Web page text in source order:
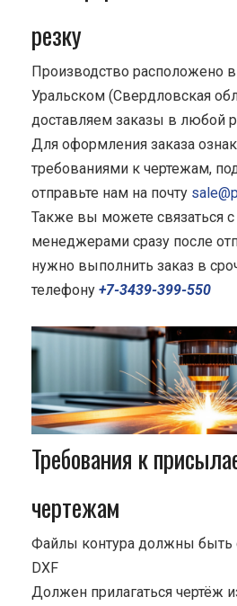
резку
Производство расположено
Уральском (Свердловская
доставляем заказы в любой
Для оформления заказа
требованиями к чертежам,
отправьте нам на почту
Также вы можете связаться
менеджерами сразу после
нужно выполнить заказ в
телефону +7-3439-399-550
Требования к
чертежам
Файлы контура должны быть
DXF
Должен прилагаться чертёж